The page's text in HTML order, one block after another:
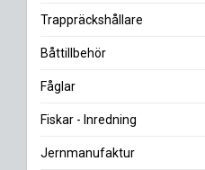
Trappräckshållare
Båttillbehör
Fåglar
Fiskar - Inredning
Jernmanufaktur